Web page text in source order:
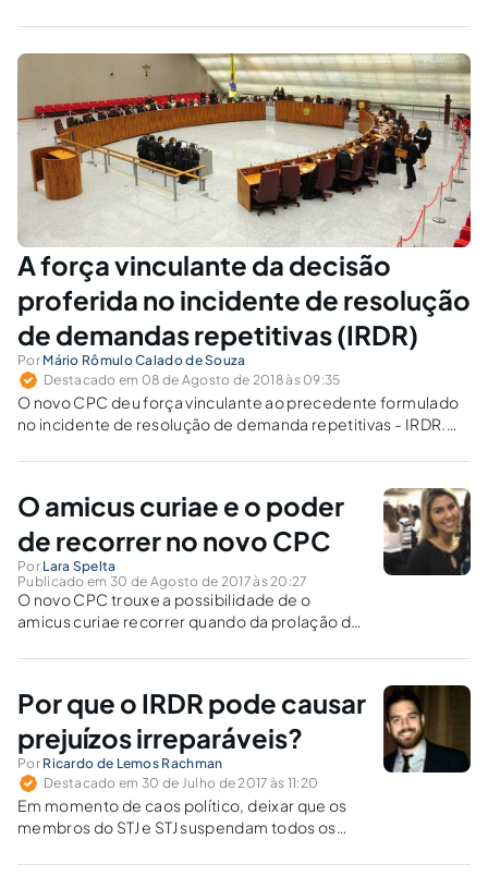
isonômico e a segurança jurídica, e não o
“engessamento” da atuação interpretativa
dos juízes e tribunais, ou a supressão de
direitos dos jurisdicionados.
A força vinculante da decisão
proferida no incidente de resolução
de demandas repetitivas (IRDR)
Por Mário Rômulo Calado de Souza
Destacado em 08 de Agosto de 2018 às 09:35
O novo CPC deu força vinculante ao precedente formulado
no incidente de resolução de demanda repetitivas - IRDR.
harmonicamente o entendimento firmado na decisão
O amicus curiae e o poder
de recorrer no novo CPC
Por Lara Spelta
Publicado em 30 de Agosto de 2017 às 20:27
O novo CPC trouxe a possibilidade de o
amicus curiae recorrer quando da prolação de
resolução de demanda repetitivas.
Por que o IRDR pode causar
prejuízos irreparáveis?
Por Ricardo de Lemos Rachman
Destacado em 30 de Julho de 2017 às 11:20
Em momento de caos político, deixar que os
membros do STJ e STJ suspendam todos os
permite o abandono jurisdicional e o caos